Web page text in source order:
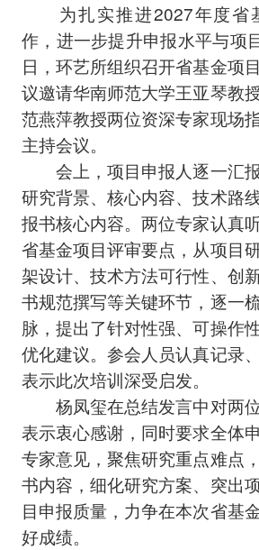
为扎实推进2027年度省
作，进一步提升申报水平与项
日，环艺所组织召开省基金项
议邀请华南师范大学王亚琴教
范燕萍教授两位资深专家现场
主持会议。
会上，项目申报人逐一汇
研究背景、核心内容、技术路
报书核心内容。两位专家认真
省基金项目评审要点，从项目
架设计、技术方法可行性、创
书规范撰写等关键环节，逐一
脉，提出了针对性强、可操作
优化建议。参会人员认真记录
表示此次培训深受启发。
杨凤玺在总结发言中对两
表示衷心感谢，同时要求全体
专家意见，聚焦研究重点难点
书内容，细化研究方案、突出
目申报质量，力争在本次省基
好成绩。